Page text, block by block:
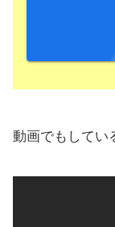
動画でもしてい